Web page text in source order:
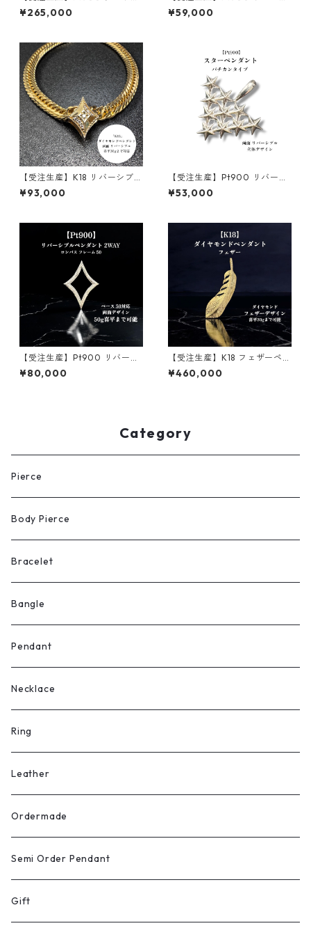
エッジペンダント ｜Mサイズ
｜50g喜平まで対応 ｜custo
¥265,000
ブルペンダント｜ ロンバスク
ラシック 30g用｜30g喜平ま
¥59,000
【受注生産】K18 リバーシブル
ペンダント｜ロンバスコア｜3
0g喜平まで対応 2WAY｜cust
¥93,000
【受注生産】Pt900 リバーシ
ブルペンダント｜ 4バックス
ター｜2WAY｜customade.0
¥53,000
【受注生産】Pt900 リバーシ
ブルペンダント｜額縁フレー
ム〈ロンバス ベース50g用〉
¥80,000
【受注生産】K18 フェザーペン
ダント｜LLサイズ｜ダイヤモ
ンド｜30g喜平まで対応｜cus
¥460,000
Category
Pierce
Body Pierce
Bracelet
Bangle
Pendant
Necklace
Ring
Leather
Ordermade
Semi Order Pendant
Gift